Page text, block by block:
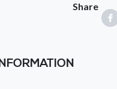
Share